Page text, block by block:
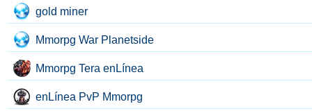
gold miner
Mmorpg War Planetside
Mmorpg Tera enLínea
enLínea PvP Mmorpg